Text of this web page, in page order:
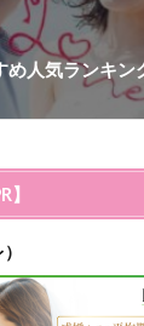
人気ランキン